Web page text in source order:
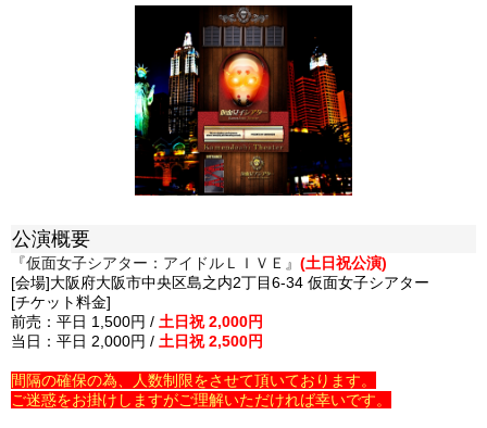
公演概要
『仮面女子シアター：アイドルＬＩＶＥ』 (土日祝公演)
[会場]大阪府大阪市中央区島之内2丁目6-34 仮面女子シアター
[チケット料金]
前売：平日 1,500円 / 土日祝 2,000円
当日：平日 2,000円 / 土日祝 2,500円
間隔の確保の為、人数制限をさせて頂いております。
ご迷惑をお掛けしますがご理解いただければ幸いです。